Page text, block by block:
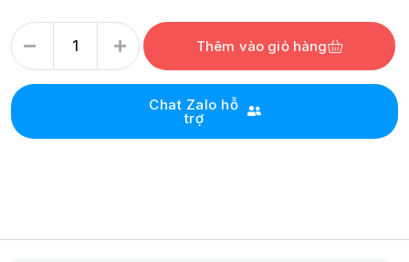
Thêm vào giỏ hàng
Chat Zalo hỗ
trợ